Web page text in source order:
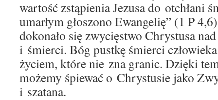
wartość zstąpienia Jezusa do otchłani
umarłym głoszono Ewangelię” (1 P
dokonało się zwycięstwo Chrystusa
i śmierci. Bóg pustkę śmierci
życiem, które nie zna granic. Dzięki
możemy śpiewać o Chrystusie jako
i szatana.